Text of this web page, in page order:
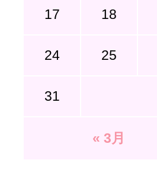
« 3月
17 18
24 25
31